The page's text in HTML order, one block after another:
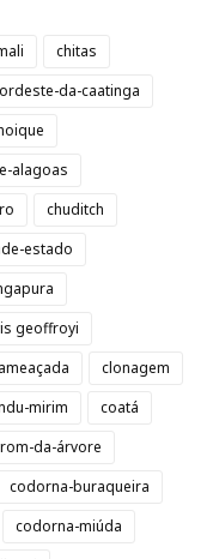
chitas
da-caatinga
alagoas
chuditch
estado
geoffroyi
clonagem
mirim
coatá
da-árvore
codorna-buraqueira
codorna-miúda